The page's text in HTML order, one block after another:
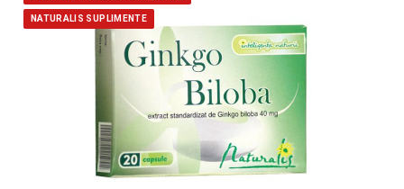
NATURALIS SUPLIMENTE